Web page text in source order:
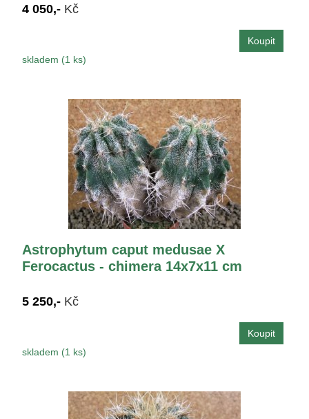
4 050,- Kč
skladem (1 ks)
Astrophytum caput medusae X
Ferocactus - chimera 14x7x11 cm
5 250,- Kč
skladem (1 ks)